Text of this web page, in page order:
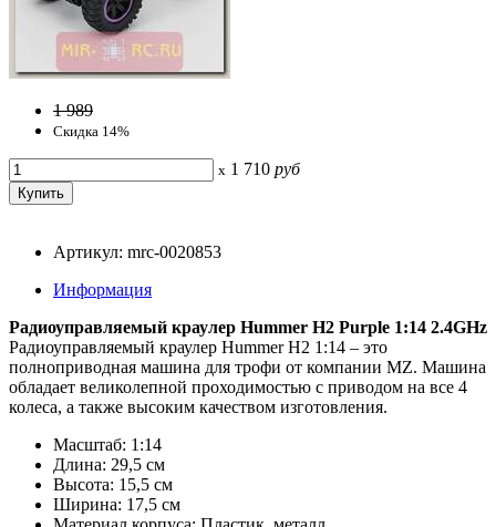
1 989
Скидка 14%
x 1 710 руб
Артикул: mrc-0020853
Информация
Радиоуправляемый краулер Hummer H2 Purple 1:14 2.4GHz
Радиоуправляемый краулер Hummer H2 1:14 – это
полноприводная машина для трофи от компании MZ. Машина
обладает великолепной проходимостью с приводом на все 4
колеса, а также высоким качеством изготовления.
Масштаб: 1:14
Длина: 29,5 см
Высота: 15,5 см
Ширина: 17,5 см